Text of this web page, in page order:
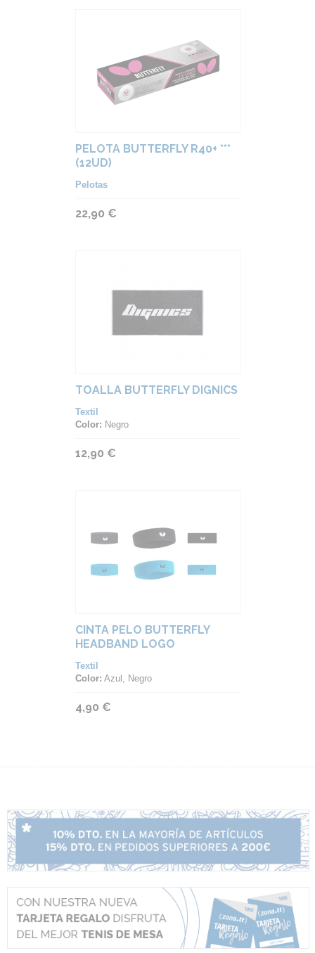
PELOTA BUTTERFLY R40+ ***
(12UD)
Pelotas
22,90 €
TOALLA BUTTERFLY DIGNICS
Textil
Color: Negro
12,90 €
CINTA PELO BUTTERFLY
HEADBAND LOGO
Textil
Color: Azul, Negro
4,90 €